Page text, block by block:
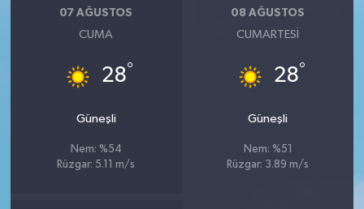
07 AĞUSTOS
CUMA
28°
Güneşli
Nem: %54
Rüzgar: 5.11 m/s
08 AĞUSTOS
CUMARTESI
28°
Güneşli
Nem: %51
Rüzgar: 3.89 m/s